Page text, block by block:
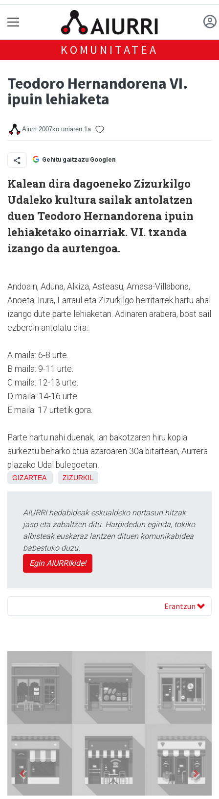
KOMUNITATEA
Teodoro Hernandorena VI.
ipuin lehiaketa
Aiurri 2007ko urriaren 1a
Gehitu gaitzazu Googlen
Kalean dira dagoeneko Zizurkilgo
Udaleko kultura sailak antolatzen
duen Teodoro Hernandorena ipuin
lehiaketako oinarriak. VI. txanda
izango da aurtengoa.
Andoain, Aduna, Alkiza, Asteasu, Amasa-Villabona,
Anoeta, Irura, Larraul eta Zizurkilgo herritarrek hartu ahal
izango dute parte lehiaketan. Adinaren arabera, bost sail
ezberdin antolatu dira:
A maila: 6-8 urte.
B maila: 9-11 urte.
C maila: 12-13 urte.
D maila: 14-16 urte.
E maila: 17 urtetik gora.
Parte hartu nahi duenak, lan bakotzaren hiru kopia
aurkeztu beharko dtua azaroaren 30a bitartean, Aurrera
plazako Udal bulegoetan.
GIZARTEA ZIZURKIL
AIURRI hedabideak eskualdeko nortasun hitzak
jaso eta zabaltzen ditu. Harpidedun eginda, tokiko
albisteak euskaraz lantzen dituen komunikabidea
babestuko duzu.
Egin AIURRIkide!
Erantzun
Zubimusu Ikastola
Zizurkil - Hezkuntza
Previous Next